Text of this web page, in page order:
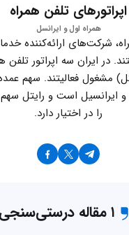
اپراتورهای تلفن همراه
همراه اول و ایرانسل
شرکت‌های ارائه‌کننده
در ایران سه اپراتور تلفن
مشغول فعالیتند. سهم
و ایرانسیل است و رایتل
را در اختیار دارد.
۱ مقاله درستی‌سنجی